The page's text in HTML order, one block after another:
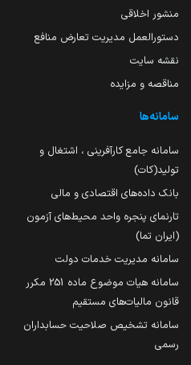
منشور اخلاقی
دستورالعمل مدیریت تعارض منافع
نقشه سایت
مناقصه و مزایده
سامانه‌ها
سامانه جامع کارآفرینی ، اشتغال و
تولید(کات)
بانک داده‌های اقتصادی و مالی
تارنمای پنجره واحد محیط‌های آزمون
(ایران تما)
سامانه مدیریت خدمات دولت
سامانه هیات موضوع ماده 251 مکرر
قانون مالیات‌های مستقیم
سامانه تشخیص صلاحیت حسابداران
رسمی